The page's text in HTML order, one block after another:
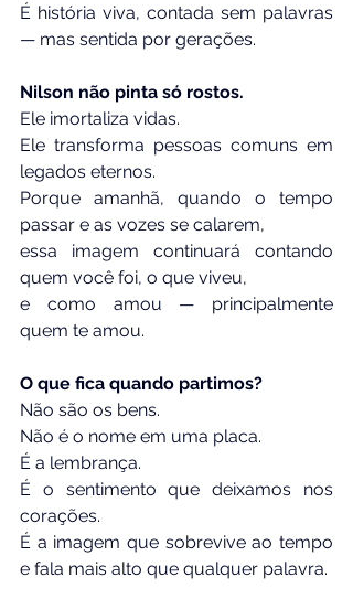
É história viva, contada sem palavras
— mas sentida por gerações.
Nilson não pinta só rostos.
Ele imortaliza vidas.
Ele transforma pessoas comuns em
legados eternos.
Porque amanhã, quando o tempo
passar e as vozes se calarem,
essa imagem continuará contando
quem você foi, o que viveu,
e como amou — principalmente
quem te amou.
O que fica quando partimos?
Não são os bens.
Não é o nome em uma placa.
É a lembrança.
É o sentimento que deixamos nos
corações.
É a imagem que sobrevive ao tempo
e fala mais alto que qualquer palavra.